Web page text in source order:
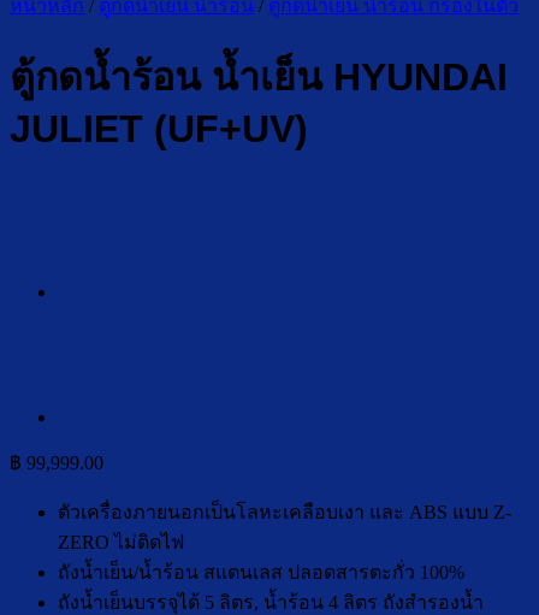
หน้าหลัก / ตู้กดน้ำเย็น น้ำร้อน / ตู้กดน้ำเย็น น้ำร้อน กรองในตัว
ตู้กดน้ำร้อน น้ำเย็น HYUNDAI
JULIET (UF+UV)
฿ 99,999.00
ตัวเครื่องภายนอกเป็นโลหะเคลือบเงา และ ABS แบบ Z-
ZERO ไม่ติดไฟ
ถังน้ำเย็น/น้ำร้อน สแตนเลส ปลอดสารตะกั่ว 100%
ถังน้ำเย็นบรรจุได้ 5 ลิตร, น้ำร้อน 4 ลิตร ถังสำรองน้ำ